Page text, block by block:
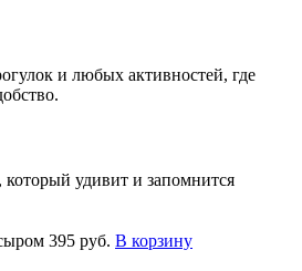
и любых активностей, где
удивит и запомнится
395 руб. В корзину